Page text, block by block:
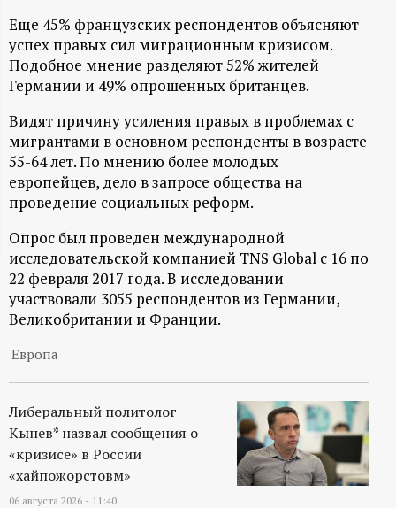
н
ф
р
м
а
ц
и
о
н
н
ы
Еще 45% французских респондентов объясняют
успех правых сил миграционным кризисом.
Подобное мнение разделяют 52% жителей
Германии и 49% опрошенных британцев.
Видят причину усиления правых в проблемах с
мигрантами в основном респонденты в возрасте
55-64 лет. По мнению более молодых
европейцев, дело в запросе общества на
проведение социальных реформ.
Опрос был проведен международной
исследовательской компанией TNS Global с 16 по
22 февраля 2017 года. В исследовании
участвовали 3055 респондентов из Германии,
Великобритании и Франции.
Европа
Либеральный политолог
Кынев* назвал сообщения о
«кризисе» в России
«хайпожорстовм»
06 августа 2026 - 11:40